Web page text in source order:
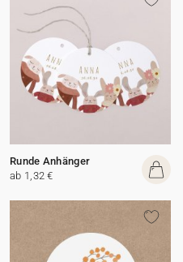
Runde Anhänger
ab 1,32 €